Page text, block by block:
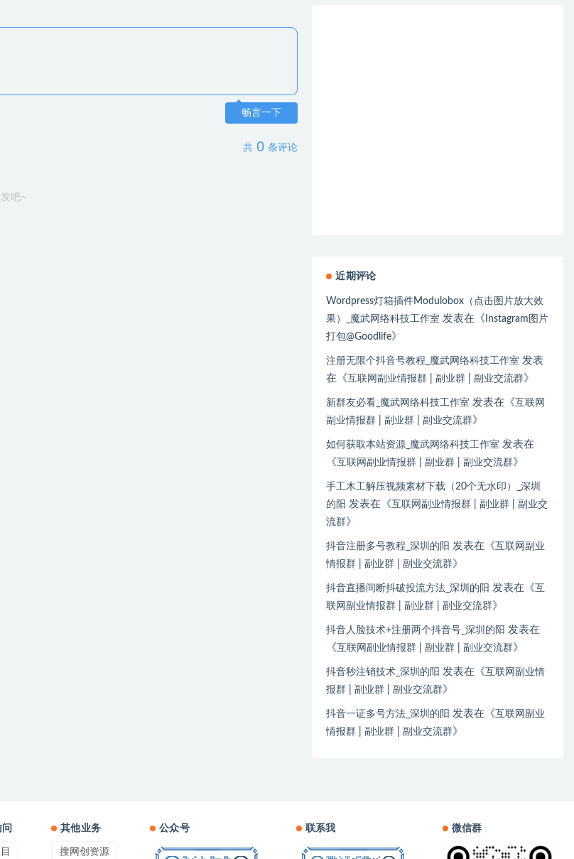
畅言一下
共 0 条评论
吧~
近期评论
Wordpress灯箱插件Modulobox（点击图片放大效
果）_魔武网络科技工作室 发表在《 Instagram图片
打包@Goodlife》
注册无限个抖音号教程_魔武网络科技工作室 发表
在《互联网副业情报群 | 副业群 | 副业交流群》
新群友必看_魔武网络科技工作室 发表在《互联网
副业情报群 | 副业群 | 副业交流群》
如何获取本站资源_魔武网络科技工作室 发表在
《互联网副业情报群 | 副业群 | 副业交流群》
手工木工解压视频素材下载（20个无水印）_深圳
的阳 发表在《互联网副业情报群 | 副业群 | 副业交
流群》
抖音注册多号教程_深圳的阳 发表在《互联网副业
情报群 | 副业群 | 副业交流群》
抖音直播间断抖破投流方法_深圳的阳 发表在《互
联网副业情报群 | 副业群 | 副业交流群》
抖音人脸技术+注册两个抖音号_深圳的阳 发表在
《互联网副业情报群 | 副业群 | 副业交流群》
抖音秒注销技术_深圳的阳 发表在《互联网副业情
报群 | 副业群 | 副业交流群》
抖音一证多号方法_深圳的阳 发表在《互联网副业
情报群 | 副业群 | 副业交流群》
其他业务
搜网创资源
公众号 联系我 微信群